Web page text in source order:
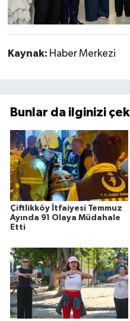
Kaynak: Haber Merkezi
Bunlar da ilginizi
Çiftlikköy İtfaiyesi Temmuz
Ayında 91 Olaya Müdahale
Etti